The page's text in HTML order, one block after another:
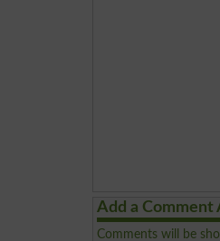
Add a Comment
Comments will be